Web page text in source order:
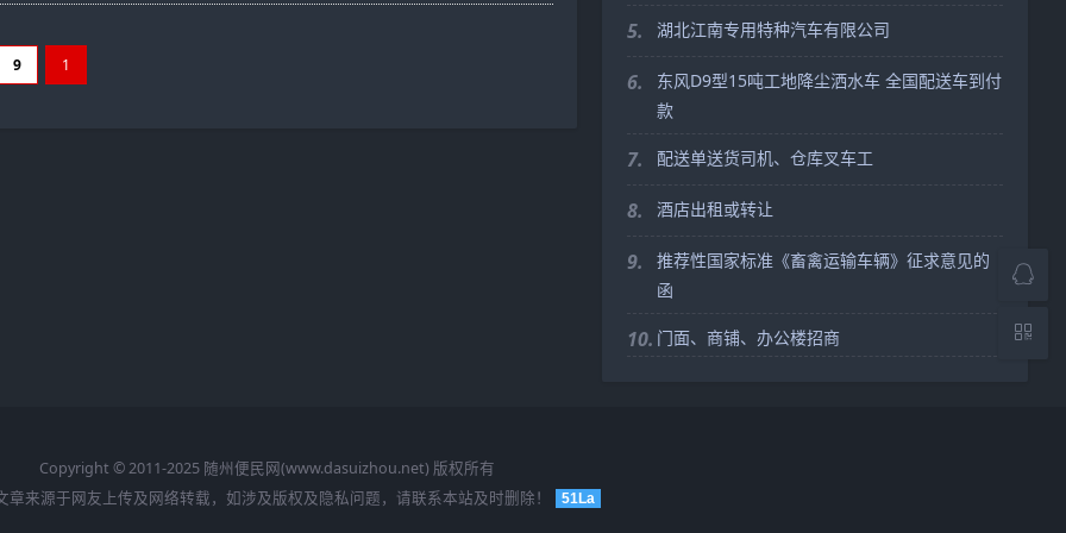
9 1
5. 湖北江南专用特种汽车有限公司
6.
东风D9型15吨工地降尘洒水车 全国配送车到付
款
7. 配送单送货司机、仓库叉车工
8. 酒店出租或转让
9.
推荐性国家标准《畜禽运输车辆》征求意见的
函
10. 门面、商铺、办公楼招商
Copyright © 2011-2025 随州便民网(www.dasuizhou.net) 版权所有
章来源于网友上传及网络转载，如涉及版权及隐私问题，请联系本站及时删除！
51La